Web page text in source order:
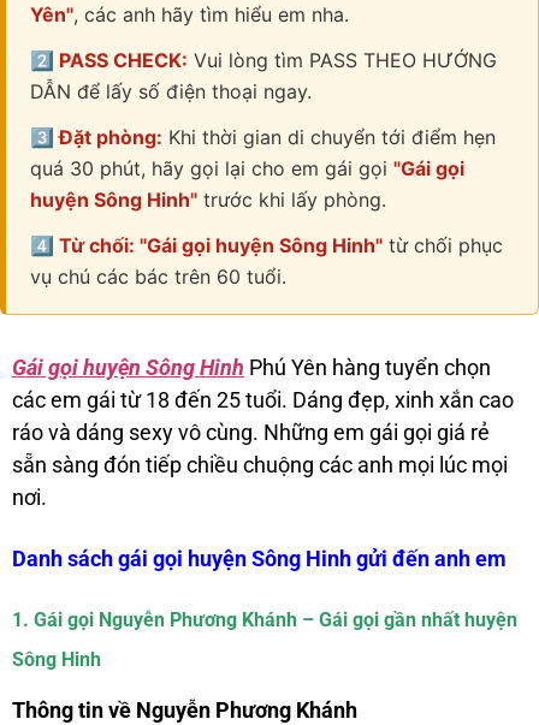
Yên", các anh hãy tìm hiểu em nha.
2️⃣ PASS CHECK: Vui lòng tìm PASS THEO HƯỚNG
DẪN để lấy số điện thoại ngay.
3️⃣ Đặt phòng: Khi thời gian di chuyển tới điểm hẹn
quá 30 phút, hãy gọi lại cho em gái gọi "Gái gọi
huyện Sông Hinh" trước khi lấy phòng.
4️⃣ Từ chối: "Gái gọi huyện Sông Hinh" từ chối phục
vụ chú các bác trên 60 tuổi.
Gái gọi huyện Sông Hinh Phú Yên hàng tuyển chọn
các em gái từ 18 đến 25 tuổi. Dáng đẹp, xinh xắn cao
ráo và dáng sexy vô cùng. Những em gái gọi giá rẻ
sẵn sàng đón tiếp chiều chuộng các anh mọi lúc mọi
nơi.
Danh sách gái gọi huyện Sông Hinh gửi đến anh em
1. Gái gọi Nguyễn Phương Khánh – Gái gọi gần nhất huyện
Sông Hinh
Thông tin về Nguyễn Phương Khánh